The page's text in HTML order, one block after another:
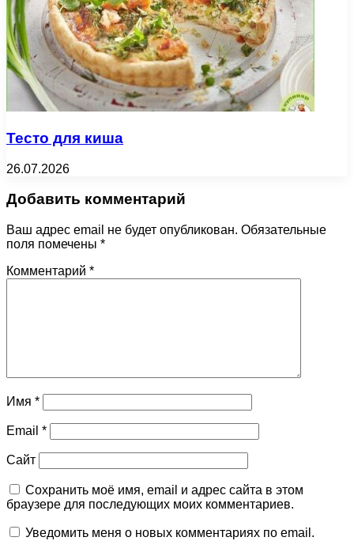
Тесто для киша
26.07.2026
Добавить комментарий
Ваш адрес email не будет опубликован. Обязательные
поля помечены *
Комментарий *
Имя *
Email *
Сайт
Сохранить моё имя, email и адрес сайта в этом
браузере для последующих моих комментариев.
Уведомить меня о новых комментариях по email.